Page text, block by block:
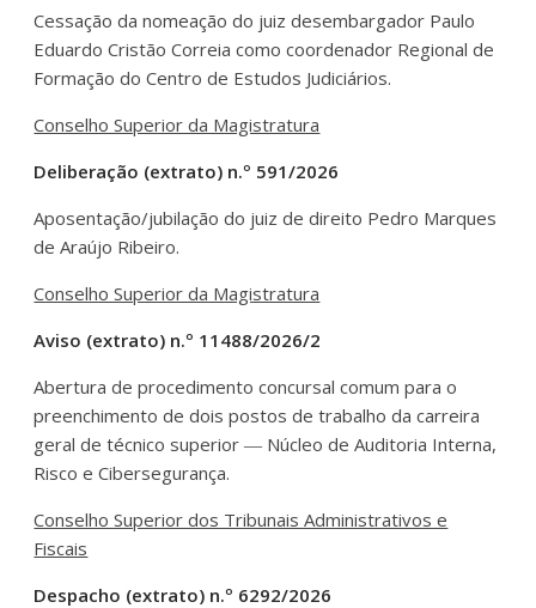
Cessação da nomeação do juiz desembargador Paulo
Eduardo Cristão Correia como coordenador Regional de
Formação do Centro de Estudos Judiciários.
Conselho Superior da Magistratura
Deliberação (extrato) n.º 591/2026
Aposentação/jubilação do juiz de direito Pedro Marques
de Araújo Ribeiro.
Conselho Superior da Magistratura
Aviso (extrato) n.º 11488/2026/2
Abertura de procedimento concursal comum para o
preenchimento de dois postos de trabalho da carreira
geral de técnico superior ― Núcleo de Auditoria Interna,
Risco e Cibersegurança.
Conselho Superior dos Tribunais Administrativos e
Fiscais
Despacho (extrato) n.º 6292/2026